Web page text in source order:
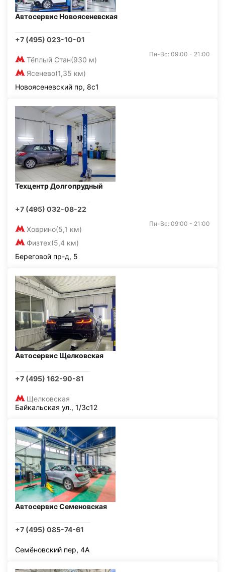
Автосервис Новоясеневская
+7 (495) 023-10-01
Тёплый Стан(930 м)
Ясенево(1,35 км)
Пн-Вс: 09:00 - 21:00
Новоясеневский пр, 8с1
Техцентр Долгопрудный
+7 (495) 032-08-22
Ховрино(5,1 км)
Физтех(5,4 км)
Пн-Вс: 09:00 - 21:00
Береговой пр-д, 5
Автосервис Щелковская
+7 (495) 162-90-81
Щелковская
Байкальская ул., 1/3с12
Автосервис Семеновская
+7 (495) 085-74-61
Семёновский пер, 4А